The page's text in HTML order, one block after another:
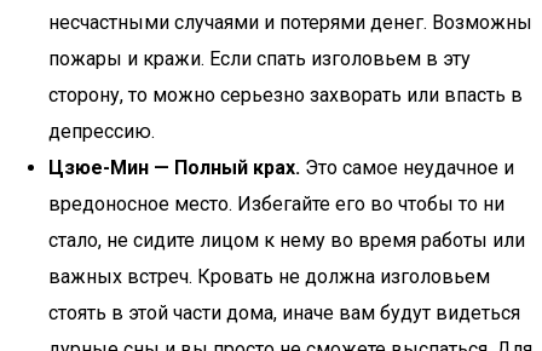
несчастными случаями и потерями денег. Возможны
пожары и кражи. Если спать изголовьем в эту
сторону, то можно серьезно захворать или впасть в
депрессию.
Цзюе-Мин — Полный крах. Это самое неудачное и
вредоносное место. Избегайте его во чтобы то ни
стало, не сидите лицом к нему во время работы или
важных встреч. Кровать не должна изголовьем
стоять в этой части дома, иначе вам будут видеться